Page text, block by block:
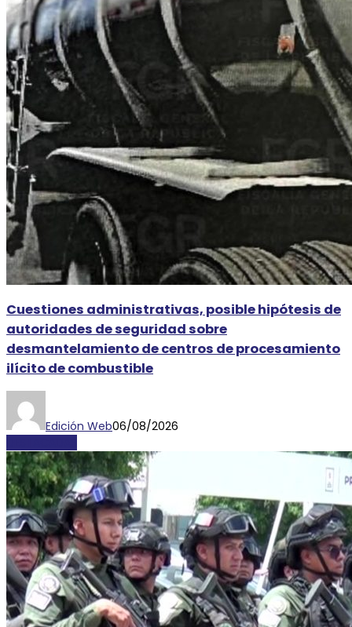
Cuestiones administrativas, posible hipótesis de
autoridades de seguridad sobre
desmantelamiento de centros de procesamiento
ilícito de combustible
Edición Web06/08/2026